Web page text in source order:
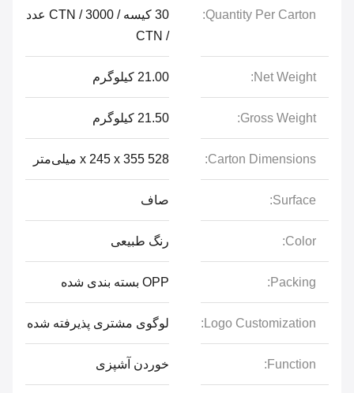
Quantity Per Carton:
30 کیسه / CTN / 3000 عدد
Net Weight: 21.00 کیلوگرم
Gross Weight: 21.50 کیلوگرم
Carton Dimensions:
Surface: صاف
Color: رنگ طبیعی
Packing: OPP بسته بندی شده
Logo Customization: لوگوی مشتری پذیرفته شده
Function: خوردن آشپزی